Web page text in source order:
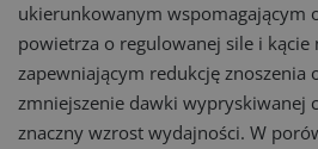
ukierunkowanym wspomagającym
powietrza o regulowanej sile i kącie
zapewniającym redukcję znoszenia
zmniejszenie dawki wypryskiwanej
znaczny wzrost wydajności. W